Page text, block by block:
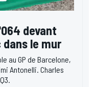
devant
le mur
au GP de Barcelone,
Antonelli. Charles